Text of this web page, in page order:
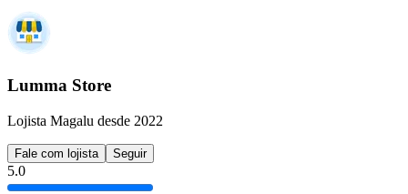
Lumma Store
Lojista Magalu desde 2022
Fale com lojista Seguir
5.0